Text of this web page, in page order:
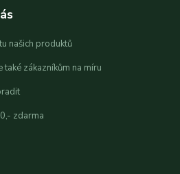
našich produktů
zákazníkům na míru
zdarma